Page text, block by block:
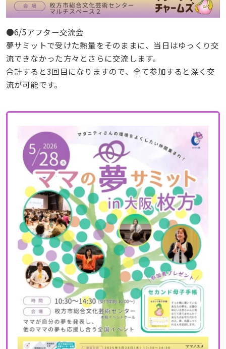
●6/5アフター交流会
夢サミットで受けた熱量をそのままに、当日はゆっくり交
流できなかった方々とさらに交流します。
合計すると3回目になりますので、全て参加すると深く交
流が可能です。